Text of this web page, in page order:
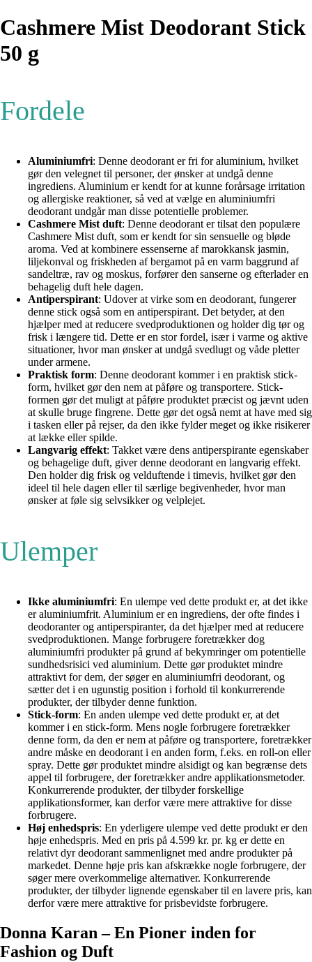
Cashmere Mist Deodorant Stick
50 g
Fordele
Aluminiumfri: Denne deodorant er fri for aluminium, hvilket
gør den velegnet til personer, der ønsker at undgå denne
ingrediens. Aluminium er kendt for at kunne forårsage irritation
og allergiske reaktioner, så ved at vælge en aluminiumfri
deodorant undgår man disse potentielle problemer.
Cashmere Mist duft: Denne deodorant er tilsat den populære
Cashmere Mist duft, som er kendt for sin sensuelle og bløde
aroma. Ved at kombinere essenserne af marokkansk jasmin,
liljekonval og friskheden af bergamot på en varm baggrund af
sandeltræ, rav og moskus, forfører den sanserne og efterlader en
behagelig duft hele dagen.
Antiperspirant: Udover at virke som en deodorant, fungerer
denne stick også som en antiperspirant. Det betyder, at den
hjælper med at reducere svedproduktionen og holder dig tør og
frisk i længere tid. Dette er en stor fordel, især i varme og aktive
situationer, hvor man ønsker at undgå svedlugt og våde pletter
under armene.
Praktisk form: Denne deodorant kommer i en praktisk stick-
form, hvilket gør den nem at påføre og transportere. Stick-
formen gør det muligt at påføre produktet præcist og jævnt uden
at skulle bruge fingrene. Dette gør det også nemt at have med sig
i tasken eller på rejser, da den ikke fylder meget og ikke risikerer
at lække eller spilde.
Langvarig effekt: Takket være dens antiperspirante egenskaber
og behagelige duft, giver denne deodorant en langvarig effekt.
Den holder dig frisk og velduftende i timevis, hvilket gør den
ideel til hele dagen eller til særlige begivenheder, hvor man
ønsker at føle sig selvsikker og velplejet.
Ulemper
Ikke aluminiumfri: En ulempe ved dette produkt er, at det ikke
er aluminiumfrit. Aluminium er en ingrediens, der ofte findes i
deodoranter og antiperspiranter, da det hjælper med at reducere
svedproduktionen. Mange forbrugere foretrækker dog
aluminiumfri produkter på grund af bekymringer om potentielle
sundhedsrisici ved aluminium. Dette gør produktet mindre
attraktivt for dem, der søger en aluminiumfri deodorant, og
sætter det i en ugunstig position i forhold til konkurrerende
produkter, der tilbyder denne funktion.
Stick-form: En anden ulempe ved dette produkt er, at det
kommer i en stick-form. Mens nogle forbrugere foretrækker
denne form, da den er nem at påføre og transportere, foretrækker
andre måske en deodorant i en anden form, f.eks. en roll-on eller
spray. Dette gør produktet mindre alsidigt og kan begrænse dets
appel til forbrugere, der foretrækker andre applikationsmetoder.
Konkurrerende produkter, der tilbyder forskellige
applikationsformer, kan derfor være mere attraktive for disse
forbrugere.
Høj enhedspris: En yderligere ulempe ved dette produkt er den
høje enhedspris. Med en pris på 4.599 kr. pr. kg er dette en
relativt dyr deodorant sammenlignet med andre produkter på
markedet. Denne høje pris kan afskrække nogle forbrugere, der
søger mere overkommelige alternativer. Konkurrerende
produkter, der tilbyder lignende egenskaber til en lavere pris, kan
derfor være mere attraktive for prisbevidste forbrugere.
Donna Karan – En Pioner inden for
Fashion og Duft